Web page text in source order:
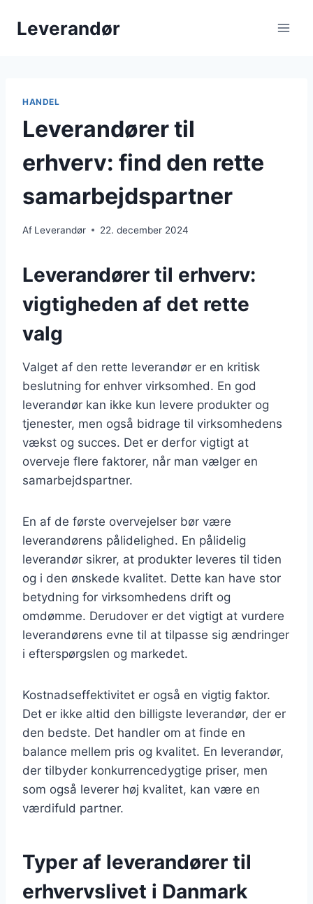
Leverandør
HANDEL
Leverandører til
erhverv: find den rette
samarbejdspartner
Af Leverandør 22. december 2024
Leverandører til erhverv:
vigtigheden af det rette
valg
Valget af den rette leverandør er en kritisk
beslutning for enhver virksomhed. En god
leverandør kan ikke kun levere produkter og
tjenester, men også bidrage til virksomhedens
vækst og succes. Det er derfor vigtigt at
overveje flere faktorer, når man vælger en
samarbejdspartner.
En af de første overvejelser bør være
leverandørens pålidelighed. En pålidelig
leverandør sikrer, at produkter leveres til tiden
og i den ønskede kvalitet. Dette kan have stor
betydning for virksomhedens drift og
omdømme. Derudover er det vigtigt at vurdere
leverandørens evne til at tilpasse sig ændringer
i efterspørgslen og markedet.
Kostnadseffektivitet er også en vigtig faktor.
Det er ikke altid den billigste leverandør, der er
den bedste. Det handler om at finde en
balance mellem pris og kvalitet. En leverandør,
der tilbyder konkurrencedygtige priser, men
som også leverer høj kvalitet, kan være en
værdifuld partner.
Typer af leverandører til
erhvervslivet i Danmark